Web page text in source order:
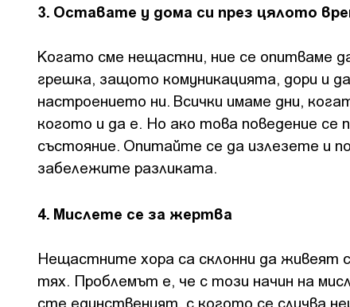
3. Оставате у дома си през цялото
Когато сме нещастни, ние се опитваме
грешка, защото комуникацията, дори и
настроението ни. Всички имаме дни,
когото и да е. Но ако това поведение
състояние. Опитайте се да излезете и
забележите разликата.
4. Мислете се за жертва
Нещастните хора са склонни да живеят
тях. Проблемът е, че с този начин на
сте единственият, с когото се случва